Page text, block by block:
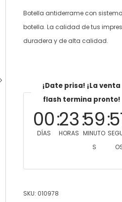
Botella antiderrame con
botella. La calidad de tus
duradera y de alta calidad.
¡Date prisa! ¡La venta
flash termina pronto!
00
DÍAS
23
HORAS
59
MINUTO
S
SKU: 010978